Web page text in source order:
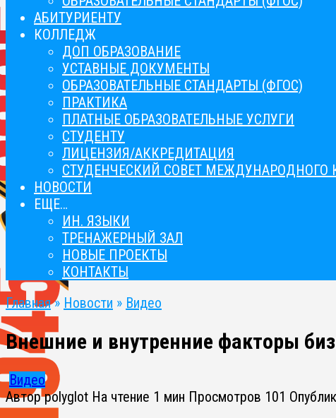
АБИТУРИЕНТУ
КОЛЛЕДЖ
ДОП ОБРАЗОВАНИЕ
УСТАВНЫЕ ДОКУМЕНТЫ
ОБРАЗОВАТЕЛЬНЫЕ СТАНДАРТЫ (ФГОС)
ПРАКТИКА
ПЛАТНЫЕ ОБРАЗОВАТЕЛЬНЫЕ УСЛУГИ
СТУДЕНТУ
ЛИЦЕНЗИЯ/АККРЕДИТАЦИЯ
СТУДЕНЧЕСКИЙ СОВЕТ МЕЖДУНАРОДНОГО
НОВОСТИ
ЕЩЕ…
ИН. ЯЗЫКИ
ТРЕНАЖЕРНЫЙ ЗАЛ
НОВЫЕ ПРОЕКТЫ
КОНТАКТЫ
Главная » Новости » Видео
Внешние и внутренние факторы
Видео
Автор polyglot На чтение 1 мин Просмотров 101